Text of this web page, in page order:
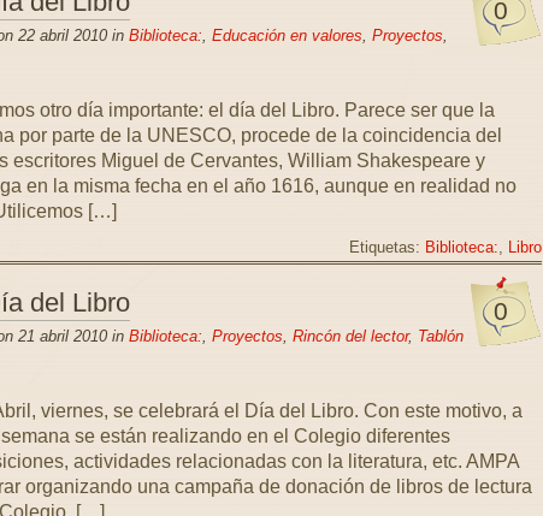
0
22 abril 2010 in Biblioteca:, Educación en valores, Proyectos,
otro día importante: el día del Libro. Parece ser que la
por parte de la UNESCO, procede de la coincidencia del
escritores Miguel de Cervantes, William Shakespeare y
en la misma fecha en el año 1616, aunque en realidad no
[…]
Etiquetas: Biblioteca:, Libro
0
del Libro
21 abril 2010 in Biblioteca:, Proyectos, Rincón del lector, Tablón
viernes, se celebrará el Día del Libro. Con este motivo, a
se están realizando en el Colegio diferentes
actividades relacionadas con la literatura, etc. AMPA
organizando una campaña de donación de libros de lectura
[…]